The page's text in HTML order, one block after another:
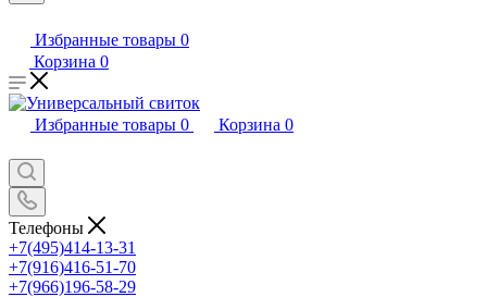
Избранные товары 0
Корзина 0
Избранные товары 0 Корзина 0
Телефоны
+7(495)414-13-31
+7(916)416-51-70
+7(966)196-58-29